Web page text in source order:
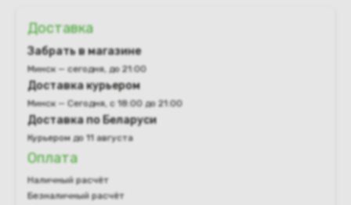
Доставка
Забрать в магазине
Минск — сегодня, до 21:00
Доставка курьером
Минск — Сегодня, с 18:00 до 21:00
Доставка по Беларуси
Курьером до 11 августа
Оплата
Наличный расчёт
Безналичный расчёт